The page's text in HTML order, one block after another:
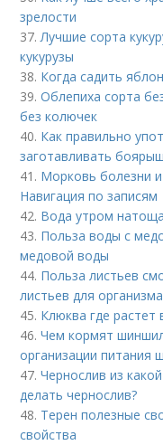
зрелости
37.Лучшие сорта
кукурузы
38. Когда садить
39.Облепиха сорта
без колючек
40. Как правильно
заготавливать
41. Морковь болезни
Навигация по записям
42. Вода утром
43. Польза воды с
медовой воды
44. Польза листьев
листьев для организма
45. Клюква где растет
46.Чем кормят
организации питания
47.Чернослив из
делать чернослив?
48. Терен полезные
свойства